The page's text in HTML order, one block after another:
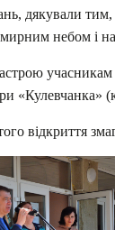
дякували
небом і
учасникам
відкриття